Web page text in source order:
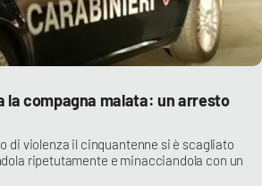
la compagna malata: un arresto
di violenza il cinquantenne si è scagliato
ripetutamente e minacciandola con un